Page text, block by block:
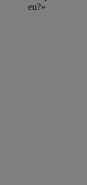
eu?»